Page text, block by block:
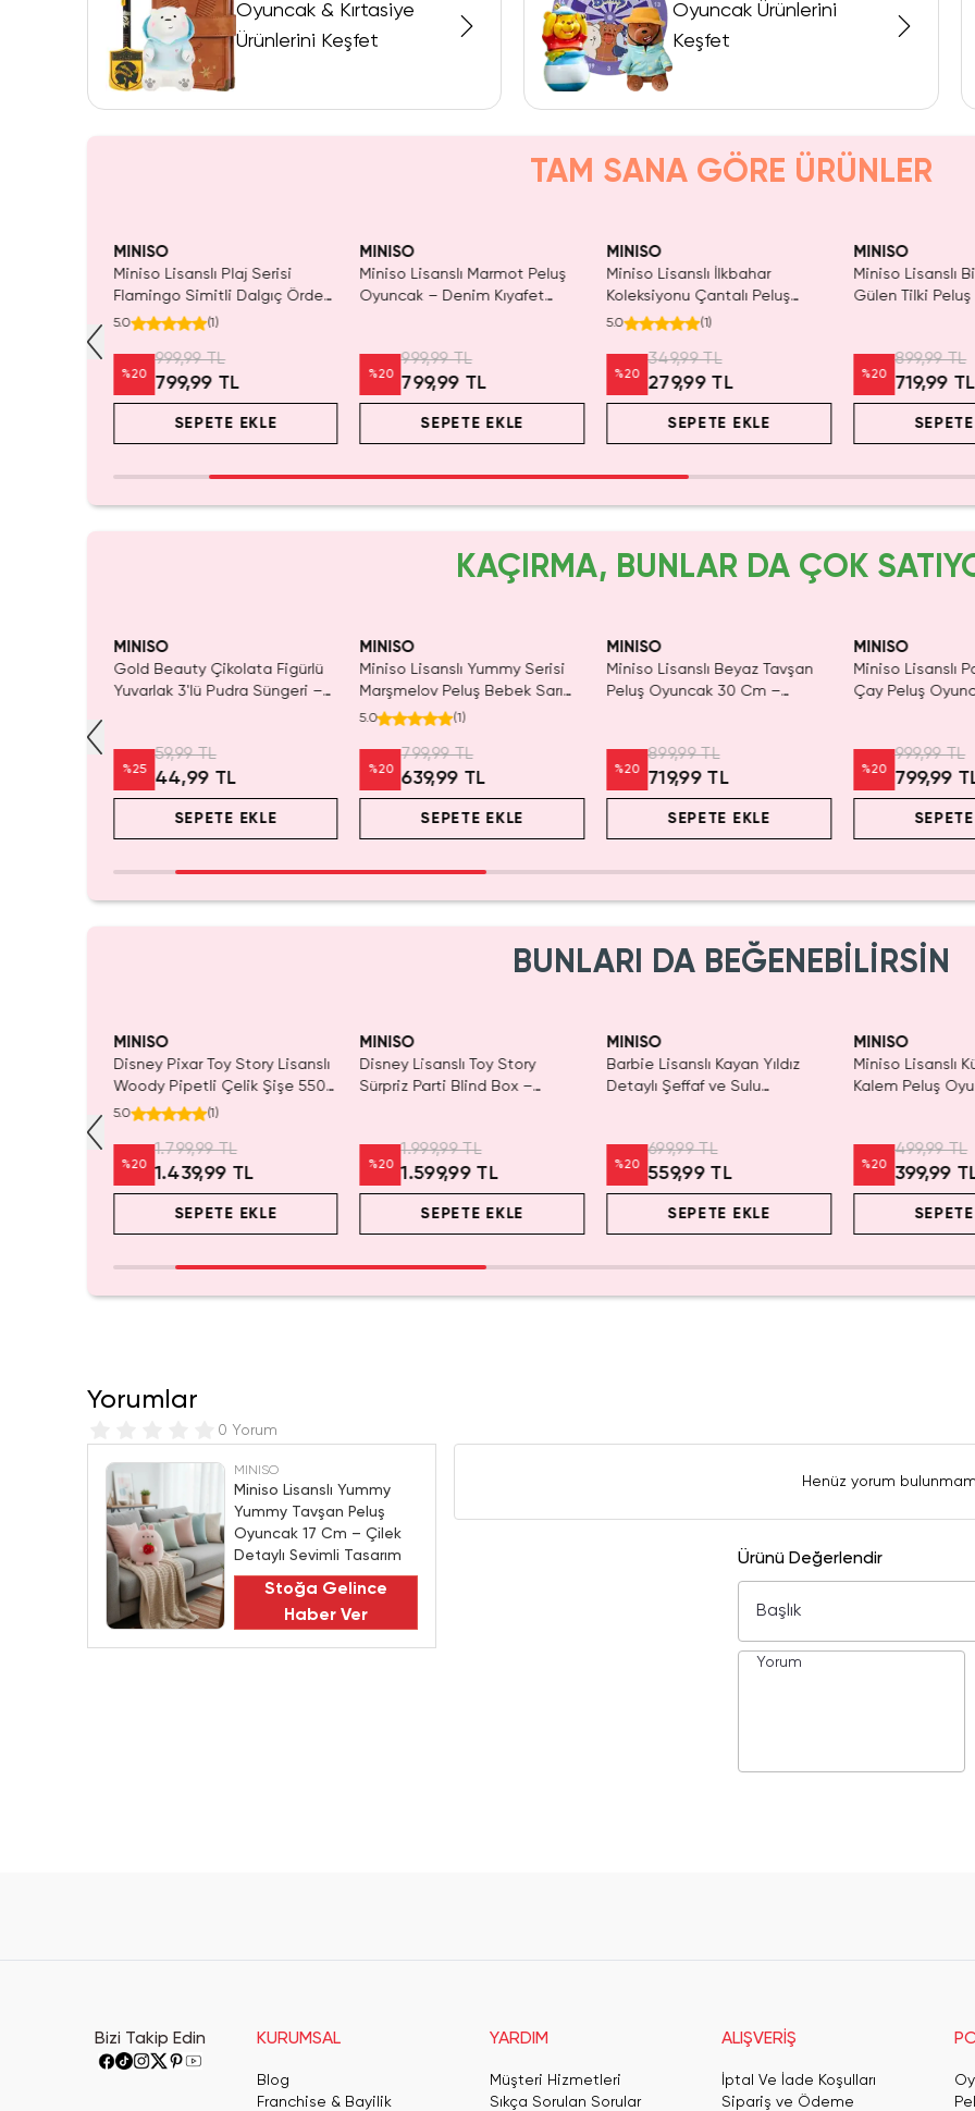
Oyuncak & Kırtasiye
Ürünlerini Keşfet
Oyuncak Ürünlerini
Keşfet
TAM SANA GÖRE ÜRÜNLER
Lisanslı Plaj Serisi
Simitli Dalgıç Ördek
Miniso Lisanslı Marmot Peluş
Oyuncak – Denim Kıyafet
%
Miniso Lisanslı İlkbahar
Koleksiyonu Çantalı Peluş
%
Miniso Lisanslı Bir Arkadaş Edin
Gülen Tilki Peluş Oyuncak 25
%
KAÇIRMA, BUNLAR DA ÇOK
MINISO
Gold Beauty Çikolata Figürlü
Yuvarlak 3'lü Pudra Süngeri –
%25
59,99 TL
44,99 TL
SEPETE EKLE
MINISO
Miniso Lisanslı Yummy Serisi
Marşmelov Peluş Bebek Sarı
30 Cm – Yumuşacık Oyun
5.0 (1)
%20
799,99 TL
639,99 TL
SEPETE EKLE
MINISO
Miniso Lisanslı Beyaz Tavşan
Peluş Oyuncak 30 Cm –
%20
899,99 TL
719,99 TL
SEPETE EKLE
MINISO
Miniso Lisanslı
Çay Peluş
%20
999,99 TL
799,99
BUNLARI DA BEĞENEBİLİRSİN
MINISO
Disney Pixar Toy Story Lisanslı
Woody Pipetli Çelik Şişe 550
mL – Saplı Tasarım
5.0 (1)
%20
1.799,99 TL
1.439,99 TL
SEPETE EKLE
MINISO
Disney Lisanslı Toy Story
Sürpriz Parti Blind Box –
%20
1.999,99 TL
1.599,99 TL
SEPETE EKLE
MINISO
Barbie Lisanslı Kayan Yıldız
Detaylı Şeffaf ve Sulu
%20
699,99 TL
559,99 TL
SEPETE EKLE
MINISO
Miniso Lisanslı
Kalem Peluş
%20
499,99 TL
399,99
Yorumlar
0 Yorum
MINISO
Miniso Lisanslı Yummy
Yummy Tavşan Peluş
Oyuncak 17 Cm – Çilek
Detaylı Sevimli Tasarım
Stoğa Gelince
Haber Ver
Henüz yorum
Ürünü Değerlendir
Bizi Takip Edin KURUMSAL
Blog
Franchise & Bayilik
YARDIM
Müşteri Hizmetleri
Sıkça Sorulan Sorular
ALIŞVERİŞ
İptal Ve İade Koşulları
Sipariş ve Ödeme